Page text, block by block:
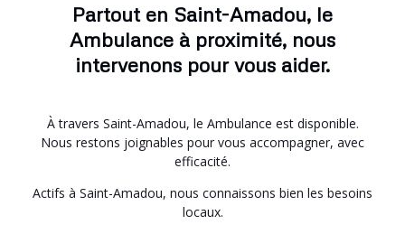
Partout en Saint-Amadou, le
Ambulance à proximité, nous
intervenons pour vous aider.
À travers Saint-Amadou, le Ambulance est disponible.
Nous restons joignables pour vous accompagner, avec
efficacité.
Actifs à Saint-Amadou, nous connaissons bien les besoins
locaux.